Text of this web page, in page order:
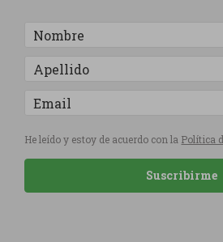
He leído y estoy de acuerdo con la Política
Suscribirme